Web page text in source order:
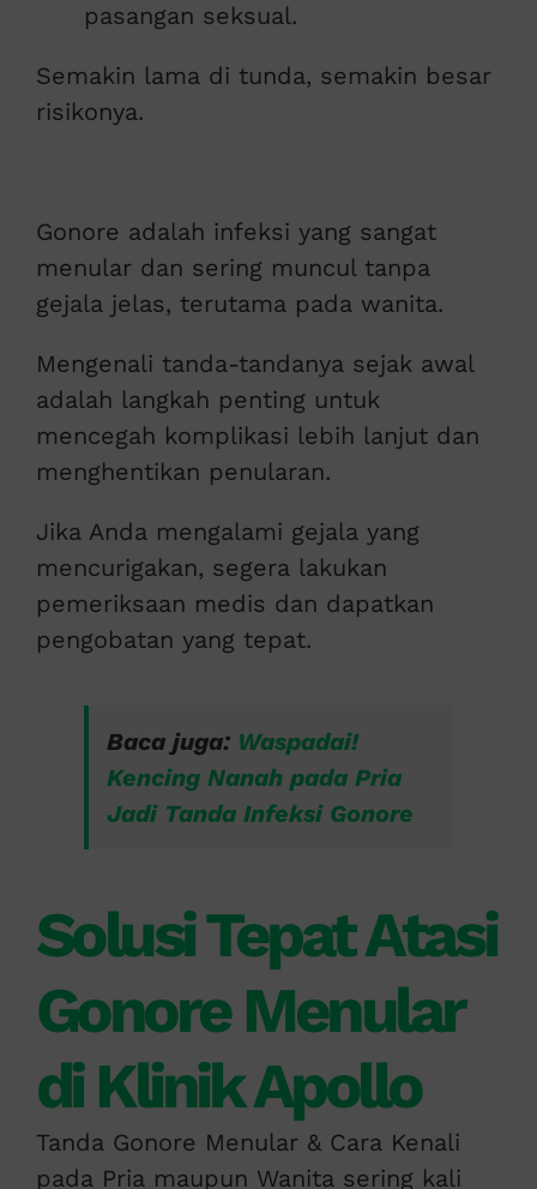
pasangan seksual.
Semakin lama di tunda, semakin besar
risikonya.
Gonore adalah infeksi yang sangat
menular dan sering muncul tanpa
gejala jelas, terutama pada wanita.
Mengenali tanda-tandanya sejak awal
adalah langkah penting untuk
mencegah komplikasi lebih lanjut dan
menghentikan penularan.
Jika Anda mengalami gejala yang
mencurigakan, segera lakukan
pemeriksaan medis dan dapatkan
pengobatan yang tepat.
Baca juga: Waspadai!
Kencing Nanah pada Pria
Jadi Tanda Infeksi Gonore
Solusi Tepat Atasi
Gonore Menular
di Klinik Apollo
Tanda Gonore Menular & Cara Kenali
pada Pria maupun Wanita sering kali